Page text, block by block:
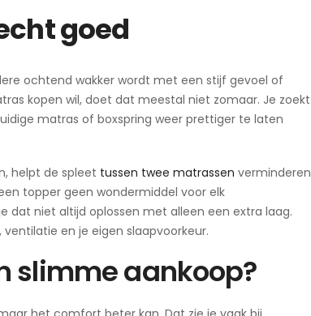
goed
ochtend wakker wordt met een stijf gevoel of
kopen wil, doet dat meestal niet zomaar. Je zoekt
matras of boxspring weer prettiger te laten
helpt de spleet tussen twee matrassen verminderen
topper geen wondermiddel voor elk
dat niet altijd oplossen met alleen een extra laag.
en je eigen slaapvoorkeur.
slimme aankoop?